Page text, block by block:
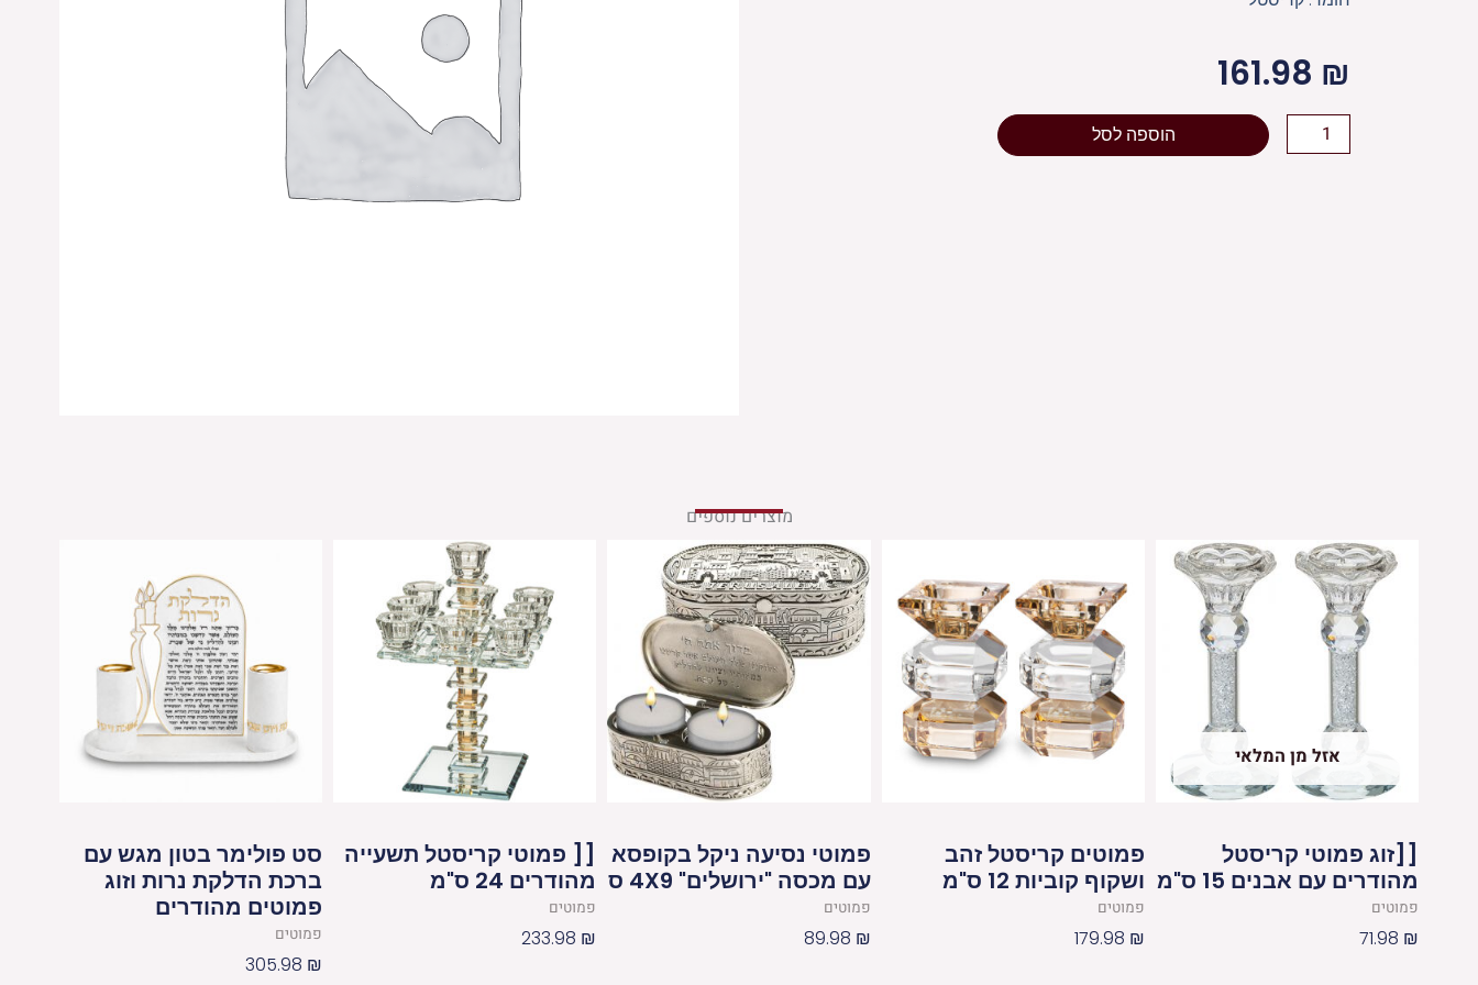
161.98 ₪
כמות
של
הוספה לסל
מוצרים נוספים
אזל מן המלאי
[[זוג פמוטי קריסטל
מהודרים עם אבנים 15 ס"מ
פמוטים
71.98 ₪
פמוטים קריסטל זהב
ושקוף קוביות 12 ס"מ
פמוטים
179.98 ₪
פמוטי נסיעה ניקל בקופסא
עם מכסה "ירושלים" 4X9 ס
פמוטים
89.98 ₪
[[ פמוטי קריסטל תשעייה
מהודרים 24 ס"מ
פמוטים
233.98 ₪
סט פולימר בטון מגש עם
ברכת הדלקת נרות וזוג
פמוטים מהודרים
פמוטים
305.98 ₪